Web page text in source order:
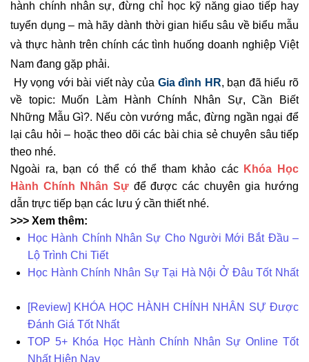
hành chính nhân sự, đừng chỉ học kỹ năng giao tiếp hay
tuyển dụng – mà hãy dành thời gian hiểu sâu về biểu mẫu
và thực hành trên chính các tình huống doanh nghiệp Việt
Nam đang gặp phải.
Hy vọng với bài viết này của Gia đình HR, bạn đã hiểu rõ
về topic: Muốn Làm Hành Chính Nhân Sự, Cần Biết
Những Mẫu Gì?. Nếu còn vướng mắc, đừng ngần ngại để
lại câu hỏi – hoặc theo dõi các bài chia sẻ chuyên sâu tiếp
theo nhé.
Ngoài ra, bạn có thể có thể tham khảo các Khóa Học
Hành Chính Nhân Sự để được các chuyên gia hướng
dẫn trực tiếp bạn các lưu ý cần thiết nhé.
>>> Xem thêm:
Học Hành Chính Nhân Sự Cho Người Mới Bắt Đầu –
Lộ Trình Chi Tiết
Học Hành Chính Nhân Sự Tại Hà NộiỞ Đâu Tốt Nhất
[Review] KHÓA HỌC HÀNH CHÍNH NHÂN SỰ Được
Đánh Giá Tốt Nhất
TOP 5+ Khóa Học Hành Chính Nhân Sự Online Tốt
Nhất Hiện Nay